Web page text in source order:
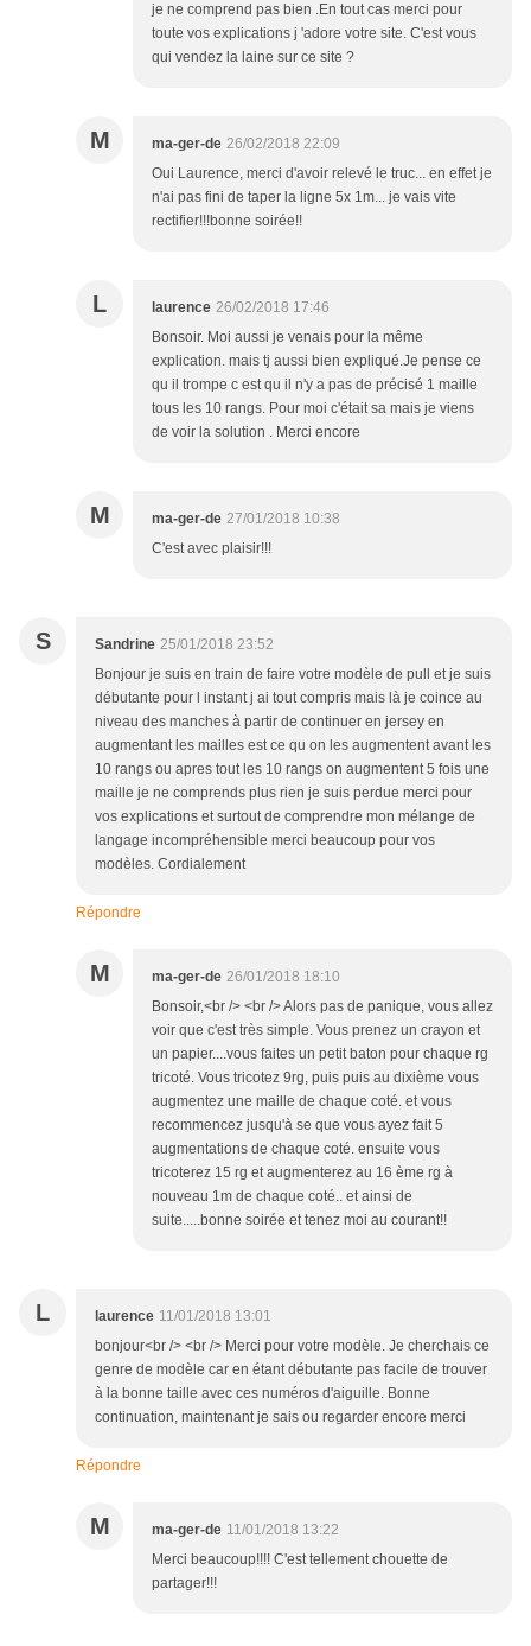
je ne comprend pas bien .En tout cas merci pour
toute vos explications j 'adore votre site. C'est vous
qui vendez la laine sur ce site ?
M ma-ger-de 26/02/2018 22:09
Oui Laurence, merci d'avoir relevé le truc... en effet je
n'ai pas fini de taper la ligne 5x 1m... je vais vite
rectifier!!!bonne soirée!!
L laurence 26/02/2018 17:46
Bonsoir. Moi aussi je venais pour la même
explication. mais tj aussi bien expliqué.Je pense ce
qu il trompe c est qu il n'y a pas de précisé 1 maille
tous les 10 rangs. Pour moi c'était sa mais je viens
de voir la solution . Merci encore
M ma-ger-de 27/01/2018 10:38
C'est avec plaisir!!!
S Sandrine 25/01/2018 23:52
Bonjour je suis en train de faire votre modèle de pull et je suis
débutante pour l instant j ai tout compris mais là je coince au
niveau des manches à partir de continuer en jersey en
augmentant les mailles est ce qu on les augmentent avant les
10 rangs ou apres tout les 10 rangs on augmentent 5 fois une
maille je ne comprends plus rien je suis perdue merci pour
vos explications et surtout de comprendre mon mélange de
langage incompréhensible merci beaucoup pour vos
modèles. Cordialement
Répondre
M ma-ger-de 26/01/2018 18:10
Bonsoir,<br /> <br /> Alors pas de panique, vous allez
voir que c'est très simple. Vous prenez un crayon et
un papier....vous faites un petit baton pour chaque rg
tricoté. Vous tricotez 9rg, puis puis au dixième vous
augmentez une maille de chaque coté. et vous
recommencez jusqu'à se que vous ayez fait 5
augmentations de chaque coté. ensuite vous
tricoterez 15 rg et augmenterez au 16 ème rg à
nouveau 1m de chaque coté.. et ainsi de
suite.....bonne soirée et tenez moi au courant!!
L laurence 11/01/2018 13:01
bonjour<br /> <br /> Merci pour votre modèle. Je cherchais ce
genre de modèle car en étant débutante pas facile de trouver
à la bonne taille avec ces numéros d'aiguille. Bonne
continuation, maintenant je sais ou regarder encore merci
Répondre
M ma-ger-de 11/01/2018 13:22
Merci beaucoup!!!! C'est tellement chouette de
partager!!!